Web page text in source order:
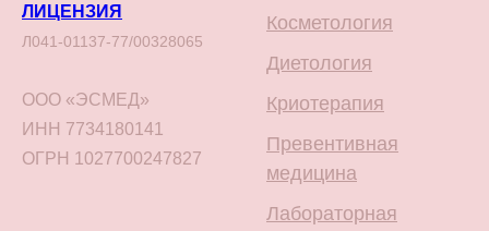
ЛИЦЕНЗИЯ
Л041-01137-77/00328065
ООО «ЭСМЕД»
ИНН 7734180141
ОГРН 1027700247827
Косметология
Диетология
Криотерапия
Превентивная
медицина
Лабораторная